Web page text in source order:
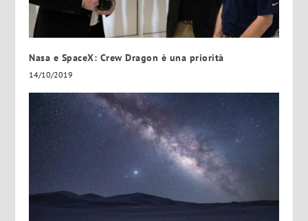
Nasa e SpaceX: Crew Dragon è una priorità
14/10/2019